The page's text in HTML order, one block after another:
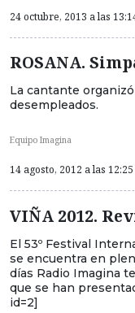
24 octubre, 2013 a las
ROSANA.
La cantante
desempleados.
Equipo Imagina
14 agosto, 2012 a las 12:25
VIÑA 2012.
El 53º Festival
se encuentra en
días Radio Imagina
que se han
id=2]